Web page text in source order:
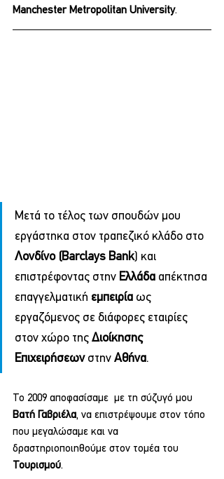
Manchester Metropolitan University.
Μετά το τέλος των σπουδών μου
εργάστηκα στον τραπεζικό κλάδο στο
Λονδίνο (Barclays Bank) και
επιστρέφοντας στην Ελλάδα απέκτησα
επαγγελματική εμπειρία ως
εργαζόμενος σε διάφορες εταιρίες
στον χώρο της Διοίκησης
Επιχειρήσεων στην Αθήνα.
Το 2009 αποφασίσαμε  με τη σύζυγό μου
Βατή Γαβριέλα, να επιστρέψουμε στον τόπο
που μεγαλώσαμε και να
δραστηριοποιηθούμε στον τομέα του
Τουρισμού.